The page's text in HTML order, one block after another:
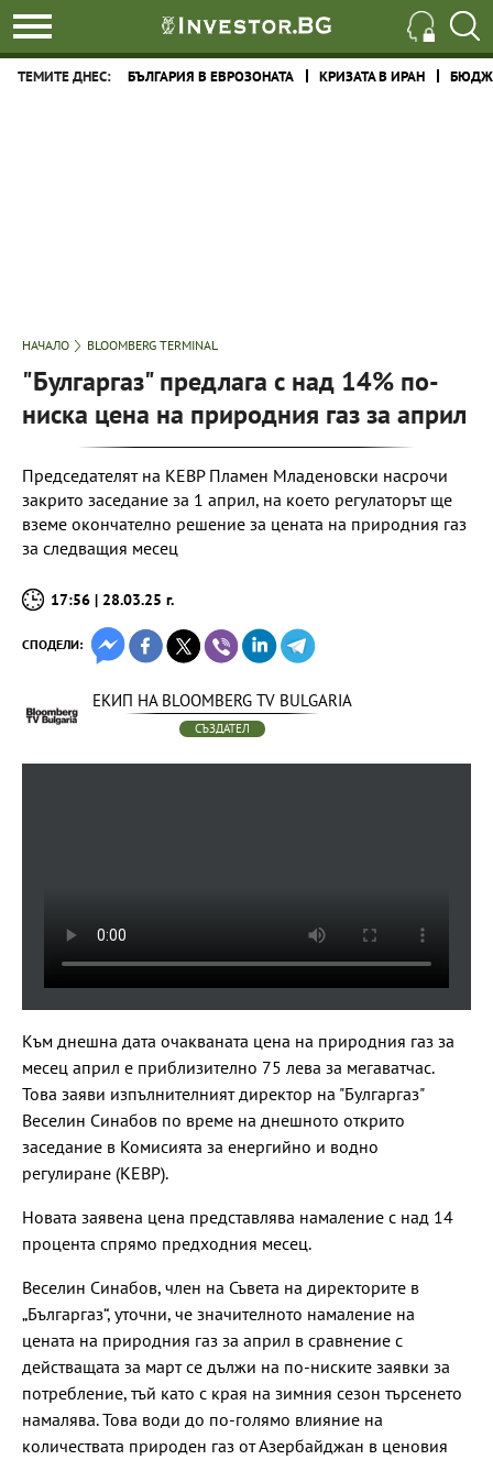
ТЕМИТЕ ДНЕС: БЪЛГАРИЯ В ЕВРОЗОНАТА КРИЗАТА В ИРАН
НАЧАЛО BLOOMBERG TERMINAL
"Булгаргаз" предлага с над 14% по-
ниска цена на природния газ за април
Председателят на КЕВР Пламен Младеновски насрочи
закрито заседание за 1 април, на което регулаторът ще
вземе окончателно решение за цената на природния газ
за следващия месец
17:56 | 28.03.25 г.
СПОДЕЛИ:
ЕКИП НА BLOOMBERG TV BULGARIA
СЪЗДАТЕЛ
Към днешна дата очакваната цена на природния газ за
месец април е приблизително 75 лева за мегаватчас.
Това заяви изпълнителният директор на "Булгаргаз"
Веселин Синабов по време на днешното открито
заседание в Комисията за енергийно и водно
регулиране (КЕВР).
Новата заявена цена представлява намаление с над 14
процента спрямо предходния месец.
Веселин Синабов, член на Съвета на директорите в
„Българгаз“, уточни, че значителното намаление на
цената на природния газ за април в сравнение с
действащата за март се дължи на по-ниските заявки за
потребление, тъй като с края на зимния сезон търсенето
намалява. Това води до по-голямо влияние на
количествата природен газ от Азербайджан в ценовия